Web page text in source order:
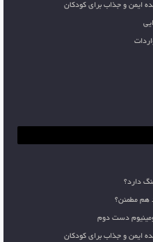
ایمن و جذاب برای کودکان
دارد؟
هم مطمئن؟
دست دوم
ایمن و جذاب برای کودکان